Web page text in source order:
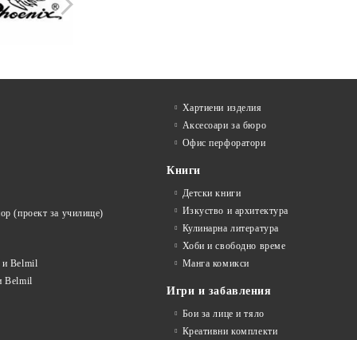
(проект за училище)
и Belmil
Belmil
Хартиени изделия
Аксесоари за бюро
Офис перфоратори
Книги
Детски книги
Изкуство и архитектура
Кулинарна литература
Хоби и свободно време
Манга комикси
Игри и забавления
Бои за лице и тяло
Креативни комплекти